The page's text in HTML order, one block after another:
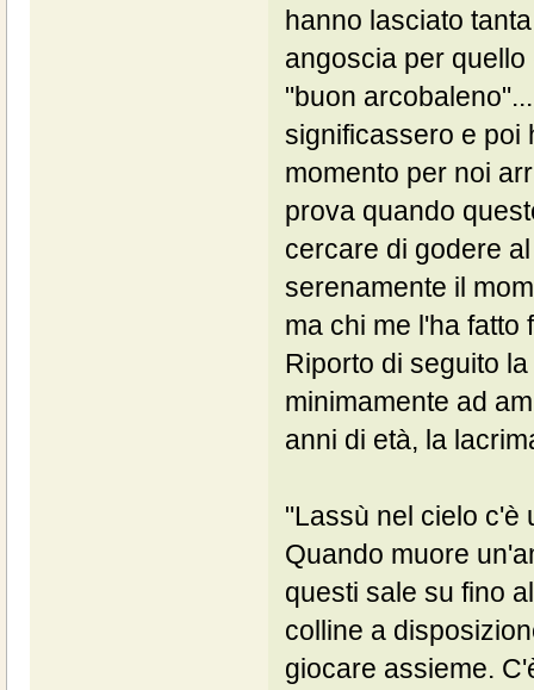
hanno lasciato
angoscia per
"buon
significassero e poi
momento per noi
prova quando
cercare di godere
serenamente il
ma chi me l'ha fatto
Riporto di seguito
minimamente ad
anni di età, la
"Lassù nel cielo c'è
Quando muore
questi sale su fino
colline a
giocare assieme.